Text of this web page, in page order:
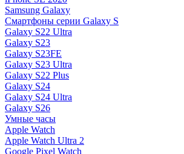
Samsung Galaxy
Смартфоны серии Galaxy S
Galaxy S22 Ultra
Galaxy S23
Galaxy S23FE
Galaxy S23 Ultra
Galaxy S22 Plus
Galaxy S24
Galaxy S24 Ultra
Galaxy S26
Умные часы
Apple Watch
Apple Watch Ultra 2
Google Pixel Watch